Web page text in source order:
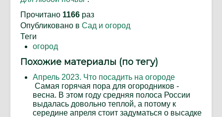
Прочитано 1166 раз
Опубликовано в Сад и огород
Теги
огород
Похожие материалы (по тегу)
Апрель 2023. Что посадить на огороде
Самая горячая пора для огородников -
весна. В этом году средняя полоса России
выдалась довольно теплой, а потому к
середине апреля стоит задуматься о высадке